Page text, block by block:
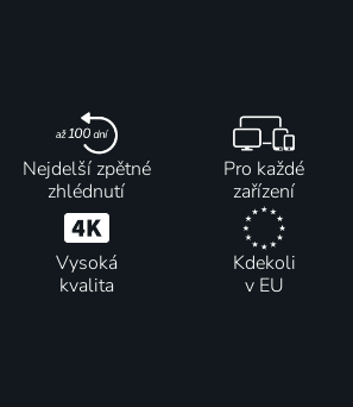
Nejdelší zpětné
zhlédnutí
Pro každé
zařízení
Vysoká
kvalita
Kdekoli
v EU